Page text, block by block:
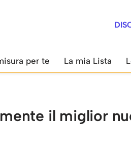
per te La mia Lista
il miglior